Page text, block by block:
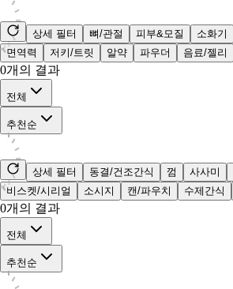
상세 필터 뼈/관절 피부&모질 소화기
면역력
저키/트릿 알약 파우더 음료/젤리
0개의 결과
전체
추천순
상세 필터 동결/건조간식 껌 사사미
비스켓/시리얼
소시지 캔/파우치 수제간식
0개의 결과
전체
추천순